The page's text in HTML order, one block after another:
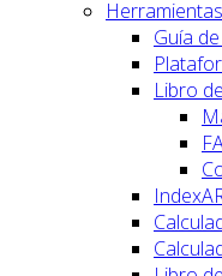
Herramientas
Guía
Libro